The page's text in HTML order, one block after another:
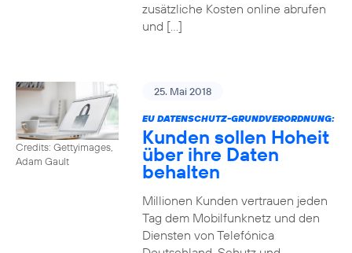
zusätzliche Kosten online abrufen
und […]
Credits: Gettyimages,
Adam Gault
25. Mai 2018
EU DATENSCHUTZ-GRUNDVERORDNUNG:
Kunden sollen Hoheit
über ihre Daten
behalten
Millionen Kunden vertrauen jeden
Tag dem Mobilfunknetz und den
Diensten von Telefónica